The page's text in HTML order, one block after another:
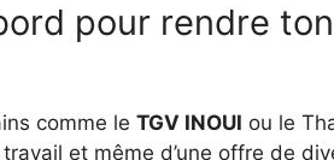
pour rendre
comme le TGV INOUI ou le
travail et même d’une offre de